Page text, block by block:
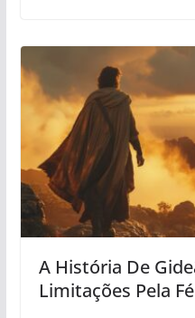
A História De
Limitações Pela Fé